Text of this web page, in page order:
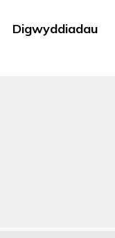
Digwyddiadau